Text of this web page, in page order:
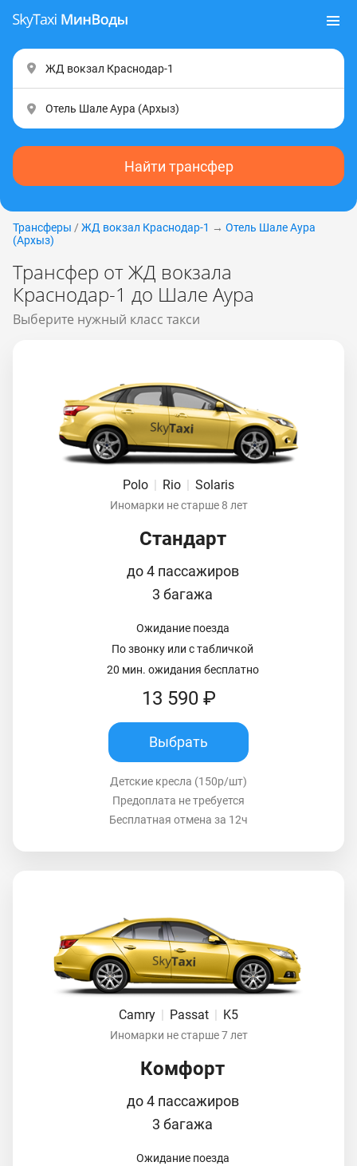
Найти трансфер
Трансферы / ЖД вокзал Краснодар-1 → Отель Шале Аура
(Apxыз)
Трансфер от ЖД вокзала
Краснодар-1 до Шале Аура
Выберите нужный класс такси
Polo | Rio | Solaris
Иномарки не старше 8 лет
Стандарт
до 4 пассажиров
3 багажа
Ожидание поезда
По звонку или с табличкой
20 мин. ожидания бесплатно
13 590 ₽
Выбрать
Детские кресла (150р/шт)
Предоплата не требуется
Бесплатная отмена за 12ч
Camry Passat K5
Иномарки не старше 7 лет
Комфорт
до 4 пассажиров
3 багажа
Ожидание поезда